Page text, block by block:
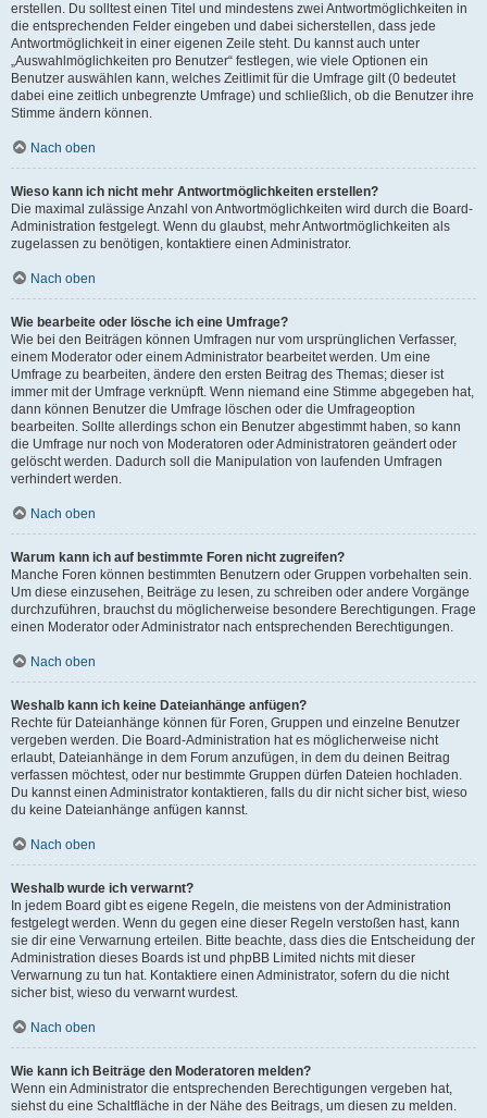
erstellen. Du solltest einen Titel und mindestens zwei Antwortmöglichkeiten in
die entsprechenden Felder eingeben und dabei sicherstellen, dass jede
Antwortmöglichkeit in einer eigenen Zeile steht. Du kannst auch unter
„Auswahlmöglichkeiten pro Benutzer“ festlegen, wie viele Optionen ein
Benutzer auswählen kann, welches Zeitlimit für die Umfrage gilt (0 bedeutet
dabei eine zeitlich unbegrenzte Umfrage) und schließlich, ob die Benutzer ihre
Stimme ändern können.
Nach oben
Wieso kann ich nicht mehr Antwortmöglichkeiten erstellen?
Die maximal zulässige Anzahl von Antwortmöglichkeiten wird durch die Board-
Administration festgelegt. Wenn du glaubst, mehr Antwortmöglichkeiten als
zugelassen zu benötigen, kontaktiere einen Administrator.
Nach oben
Wie bearbeite oder lösche ich eine Umfrage?
Wie bei den Beiträgen können Umfragen nur vom ursprünglichen Verfasser,
einem Moderator oder einem Administrator bearbeitet werden. Um eine
Umfrage zu bearbeiten, ändere den ersten Beitrag des Themas; dieser ist
immer mit der Umfrage verknüpft. Wenn niemand eine Stimme abgegeben hat,
dann können Benutzer die Umfrage löschen oder die Umfrageoption
bearbeiten. Sollte allerdings schon ein Benutzer abgestimmt haben, so kann
die Umfrage nur noch von Moderatoren oder Administratoren geändert oder
gelöscht werden. Dadurch soll die Manipulation von laufenden Umfragen
verhindert werden.
Nach oben
Warum kann ich auf bestimmte Foren nicht zugreifen?
Manche Foren können bestimmten Benutzern oder Gruppen vorbehalten sein.
Um diese einzusehen, Beiträge zu lesen, zu schreiben oder andere Vorgänge
durchzuführen, brauchst du möglicherweise besondere Berechtigungen. Frage
einen Moderator oder Administrator nach entsprechenden Berechtigungen.
Nach oben
Weshalb kann ich keine Dateianhänge anfügen?
Rechte für Dateianhänge können für Foren, Gruppen und einzelne Benutzer
vergeben werden. Die Board-Administration hat es möglicherweise nicht
erlaubt, Dateianhänge in dem Forum anzufügen, in dem du deinen Beitrag
verfassen möchtest, oder nur bestimmte Gruppen dürfen Dateien hochladen.
Du kannst einen Administrator kontaktieren, falls du dir nicht sicher bist, wieso
du keine Dateianhänge anfügen kannst.
Nach oben
Weshalb wurde ich verwarnt?
In jedem Board gibt es eigene Regeln, die meistens von der Administration
festgelegt werden. Wenn du gegen eine dieser Regeln verstoßen hast, kann
sie dir eine Verwarnung erteilen. Bitte beachte, dass dies die Entscheidung der
Administration dieses Boards ist und phpBB Limited nichts mit dieser
Verwarnung zu tun hat. Kontaktiere einen Administrator, sofern du die nicht
sicher bist, wieso du verwarnt wurdest.
Nach oben
Wie kann ich Beiträge den Moderatoren melden?
Wenn ein Administrator die entsprechenden Berechtigungen vergeben hat,
siehst du eine Schaltfläche in der Nähe des Beitrags, um diesen zu melden.